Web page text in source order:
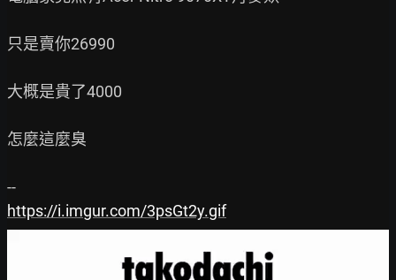
只是賣你26990
大概是貴了4000
怎麼這麼臭
https://i.imgur.com/3psGt2y.gif